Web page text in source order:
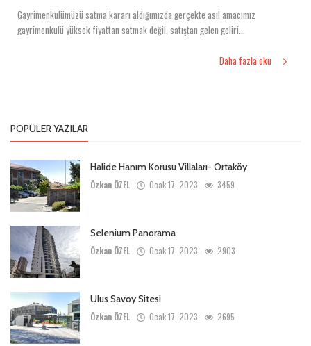
Gayrimenkulümüzü satma kararı aldığımızda gerçekte asıl amacımız
gayrimenkulü yüksek fiyattan satmak değil, satıştan gelen geliri...
Daha fazla oku
POPÜLER YAZILAR
Halide Hanım Korusu Villaları- Ortaköy
Özkan ÖZEL Ocak 17, 2023 3459
Selenium Panorama
Özkan ÖZEL Ocak 17, 2023 2903
Ulus Savoy Sitesi
Özkan ÖZEL Ocak 17, 2023 2695